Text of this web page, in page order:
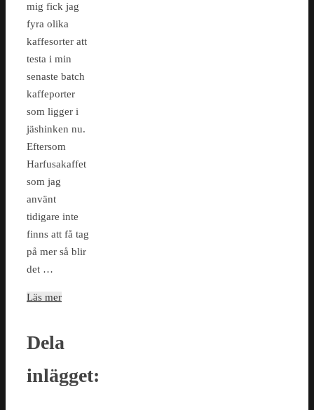
mig fick jag
fyra olika
kaffesorter att
testa i min
senaste batch
kaffeporter
som ligger i
jäshinken nu.
Eftersom
Harfusakaffet
som jag
använt
tidigare inte
finns att få tag
på mer så blir
det …
Läs mer
Dela
inlägget: